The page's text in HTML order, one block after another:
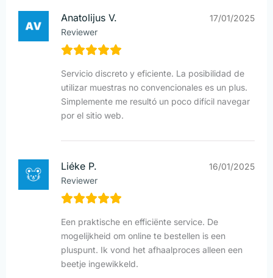
Anatolijus V.
Reviewer
17/01/2025
Servicio discreto y eficiente. La posibilidad de
utilizar muestras no convencionales es un plus.
Simplemente me resultó un poco difícil navegar
por el sitio web.
Liéke P.
Reviewer
16/01/2025
Een praktische en efficiënte service. De
mogelijkheid om online te bestellen is een
pluspunt. Ik vond het afhaalproces alleen een
beetje ingewikkeld.